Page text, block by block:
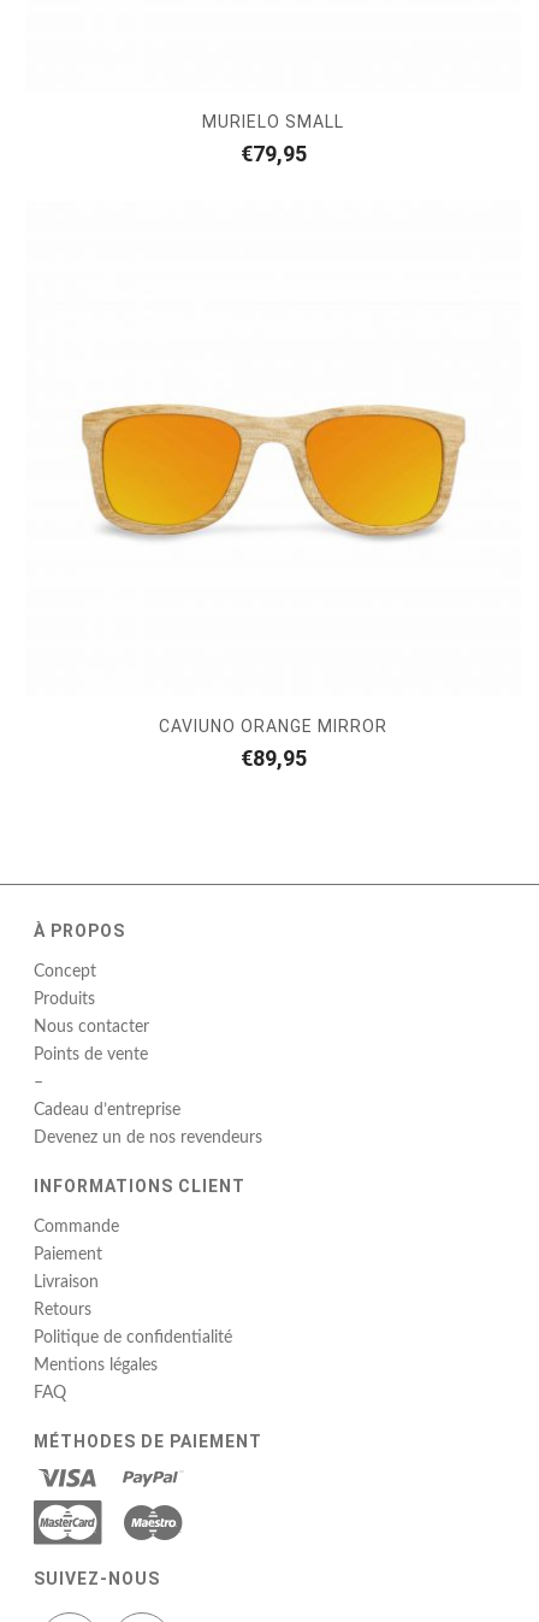
MURIELO SMALL
€79,95
CAVIUNO ORANGE MIRROR
€89,95
À PROPOS
Concept
Produits
Nous contacter
Points de vente
–
Cadeau d’entreprise
Devenez un de nos revendeurs
INFORMATIONS CLIENT
Commande
Paiement
Livraison
Retours
Politique de confidentialité
Mentions légales
FAQ
MÉTHODES DE PAIEMENT
SUIVEZ-NOUS